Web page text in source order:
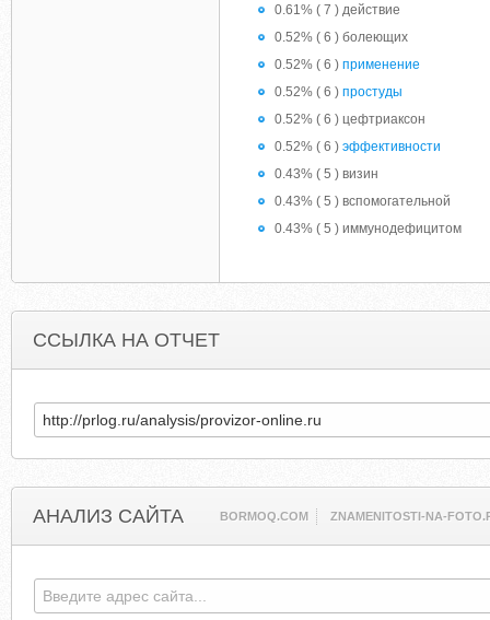
0.61% ( 7 ) действие
0.52% ( 6 ) болеющих
0.52% ( 6 ) применение
0.52% ( 6 ) простуды
0.52% ( 6 ) цефтриаксон
0.52% ( 6 ) эффективности
0.43% ( 5 ) визин
0.43% ( 5 ) вспомогательной
0.43% ( 5 ) иммунодефицитом
ССЫЛКА НА ОТЧЕТ
АНАЛИЗ САЙТА BORMOQ.COM ZNAMENITOSTI-NA-